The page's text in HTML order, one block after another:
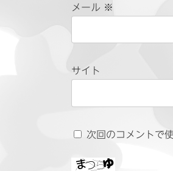
メール ※
サイト
次回のコメントで